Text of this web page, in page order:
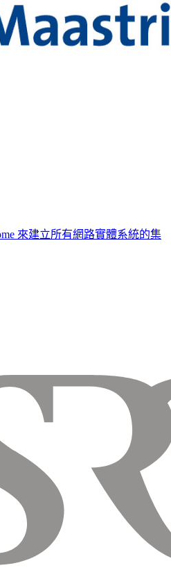
來建立所有網路實體系統的集